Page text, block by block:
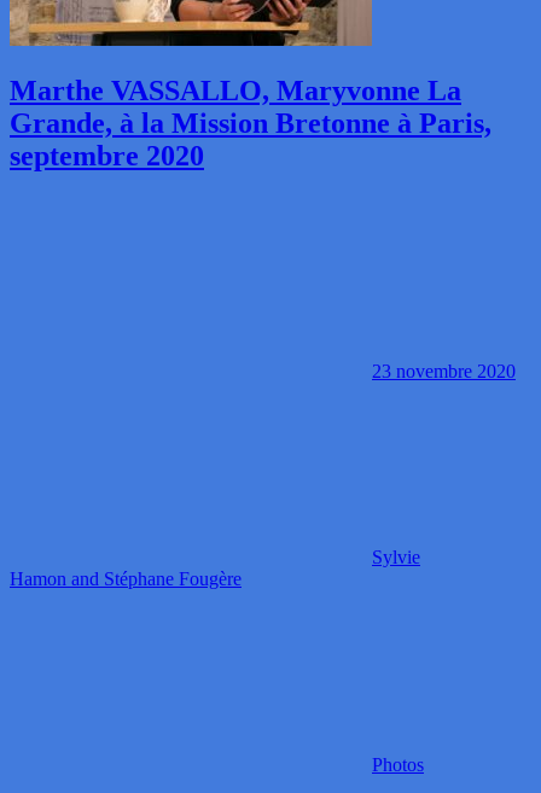
Marthe VASSALLO, Maryvonne La
Grande, à la Mission Bretonne à Paris,
septembre 2020
23 novembre 2020
Sylvie
Hamon and Stéphane Fougère
Photos